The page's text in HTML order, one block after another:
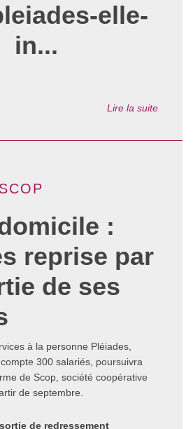
elle-
in...
Lire la suite
:
reprise par
de ses
à la personne Pléiades,
300 salariés, poursuivra
de Scop, société coopérative
de septembre.
sortie de redressement